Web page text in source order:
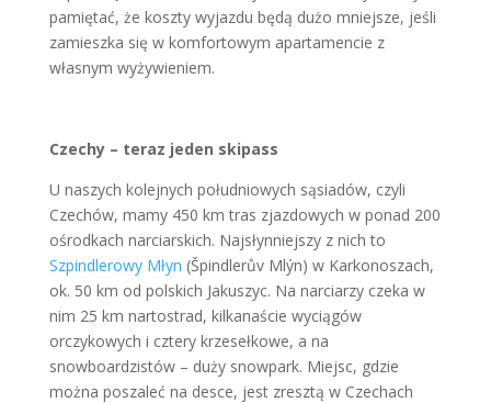
pamiętać, że koszty wyjazdu będą dużo mniejsze, jeśli
zamieszka się w komfortowym apartamencie z
własnym wyżywieniem.
Czechy – teraz jeden skipass
U naszych kolejnych południowych sąsiadów, czyli
Czechów, mamy 450 km tras zjazdowych w ponad 200
ośrodkach narciarskich. Najsłynniejszy z nich to
Szpindlerowy Młyn (Špindlerův Mlýn) w Karkonoszach,
ok. 50 km od polskich Jakuszyc. Na narciarzy czeka w
nim 25 km nartostrad, kilkanaście wyciągów
orczykowych i cztery krzesełkowe, a na
snowboardzistów – duży snowpark. Miejsc, gdzie
można poszaleć na desce, jest zresztą w Czechach